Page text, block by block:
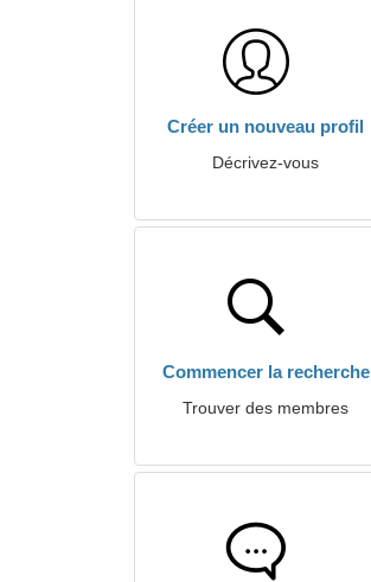
Créer un nouveau profil
Décrivez-vous
Commencer la recherche
Trouver des membres